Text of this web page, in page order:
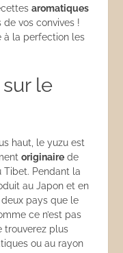
aromatiques
de vos convives !
à la perfection les
le
haut, le yuzu est
originaire de
Tibet. Pendant la
au Japon et en
deux pays que le
ce n’est pas
trouverez plus
ou au rayon